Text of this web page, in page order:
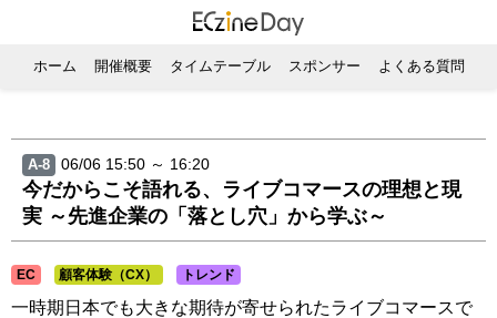
ホーム 開催概要 タイムテーブル スポンサー よくある質問
A-8 06/06 15:50 ～ 16:20
今だからこそ語れる、ライブコマースの理想と現
実 ～先進企業の「落とし穴」から学ぶ～
EC 顧客体験（CX） トレンド
一時期日本でも大きな期待が寄せられたライブコマースで